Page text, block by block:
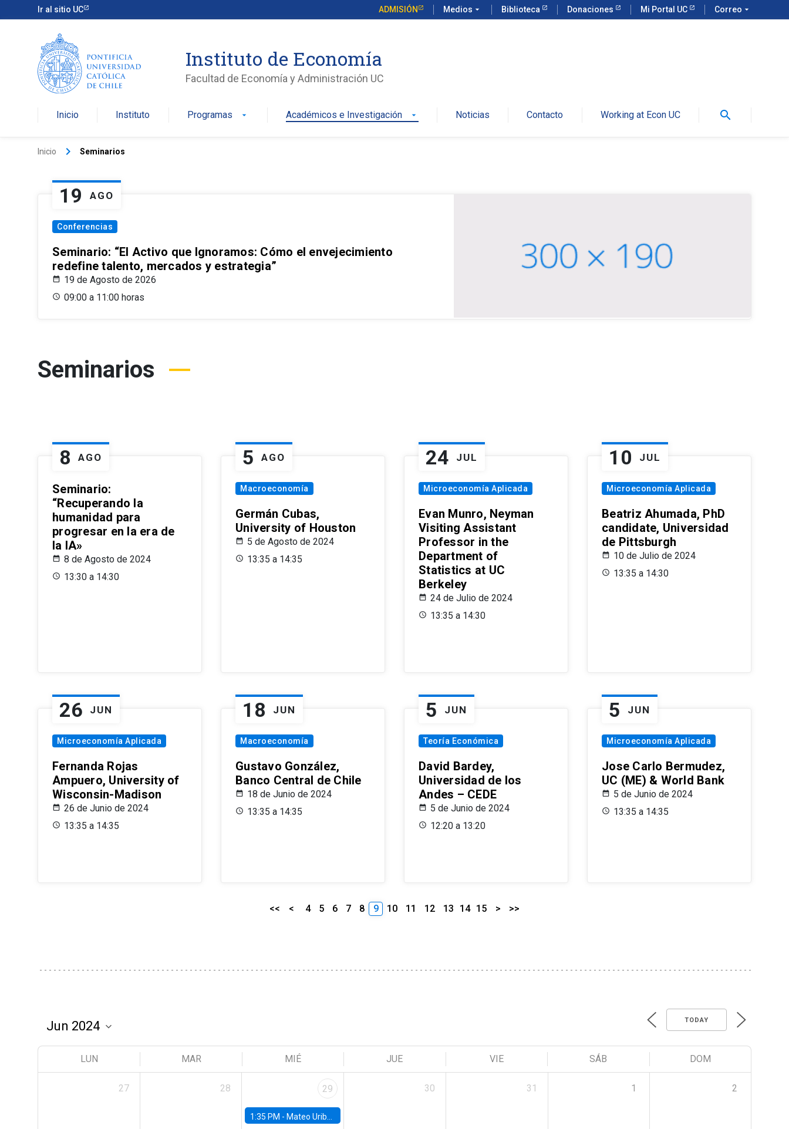
Ir al sitio UC ADMISIÓN Medios arrow_drop_down Biblioteca Donaciones Mi Portal UC Correo arrow_drop_down
Instituto de Economía
Facultad de Economía y Administración UC
Inicio Instituto Programas arrow_drop_down Académicos e Investigación arrow_drop_down Noticias Contacto Working at Econ UC search
Inicio keyboard_arrow_right Seminarios
19 AGO
Conferencias
Seminario: “El Activo que Ignoramos: Cómo el envejecimiento
redefine talento, mercados y estrategia”
19 de Agosto de 2026
09:00 a 11:00 horas
Seminarios
8 AGO
Seminario:
“Recuperando la
humanidad para
progresar en la era de
la IA»
8 de Agosto de 2024
13:30 a 14:30
5 AGO
Macroeconomía
Germán Cubas,
University of Houston
5 de Agosto de 2024
13:35 a 14:35
24 JUL
Microeconomía Aplicada
Evan Munro, Neyman
Visiting Assistant
Professor in the
Department of
Statistics at UC
Berkeley
24 de Julio de 2024
13:35 a 14:30
10 JUL
Microeconomía Aplicada
Beatriz Ahumada, PhD
candidate, Universidad
de Pittsburgh
10 de Julio de 2024
13:35 a 14:30
26 JUN
Microeconomía Aplicada
Fernanda Rojas
Ampuero, University of
Wisconsin-Madison
26 de Junio de 2024
13:35 a 14:35
18 JUN
Macroeconomía
Gustavo González,
Banco Central de Chile
18 de Junio de 2024
13:35 a 14:35
5 JUN
Teoría Económica
David Bardey,
Universidad de los
Andes – CEDE
5 de Junio de 2024
12:20 a 13:20
5 JUN
Microeconomía Aplicada
Jose Carlo Bermudez,
UC (ME) & World Bank
5 de Junio de 2024
13:35 a 14:35
<< < 4 5 6 7 8 9 10 11 12 13 14 15 > >>
TODAY
LUN MAR MIÉ JUE VIE SÁB DOM
27 28 29
1:35 PM - Mateo Uribe-Castro, Universidad de los Andes (Colombia)
30 31 1 2